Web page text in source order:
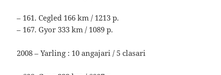
– 161. Cegled 166 km / 1213 p.
– 167. Gyor 333 km / 1089 p.
2008 – Yarling : 10 angajari / 5 clasari